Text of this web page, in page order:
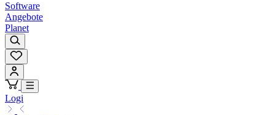
Software
Angebote
Planet
Logi